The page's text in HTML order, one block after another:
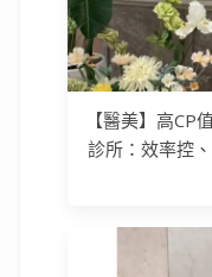
【醫美】高
診所：效率控